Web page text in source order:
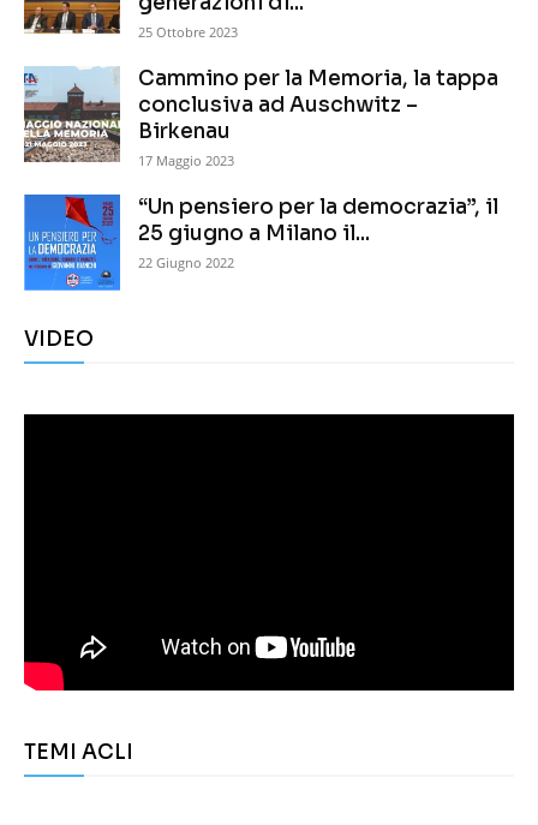
25 Ottobre 2023
Cammino per la Memoria, la tappa
conclusiva ad Auschwitz –
Birkenau
17 Maggio 2023
“Un pensiero per la democrazia”, il
25 giugno a Milano il...
22 Giugno 2022
VIDEO
TEMI ACLI